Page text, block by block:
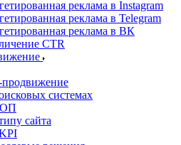
реклама в Instagram
реклама в Telegram
реклама в ВК
CTR
продвижение
системах
сайта